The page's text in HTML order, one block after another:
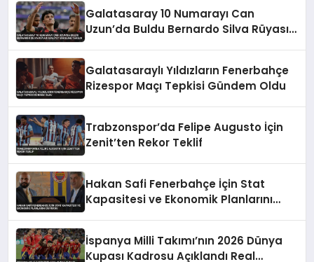
Galatasaray 10 Numarayı Can
Uzun’da Buldu Bernardo Silva Rüyası
Galatasaraylı Yıldızların Fenerbahçe
Rizespor Maçı Tepkisi Gündem Oldu
Trabzonspor’da Felipe Augusto İçin
Zenit’ten Rekor Teklif
Hakan Safi Fenerbahçe İçin Stat
Kapasitesi ve Ekonomik Planlarını
İspanya Milli Takımı’nın 2026 Dünya
Kupası Kadrosu Açıklandı Real